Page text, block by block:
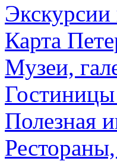
Карта
Музеи,
Полезная